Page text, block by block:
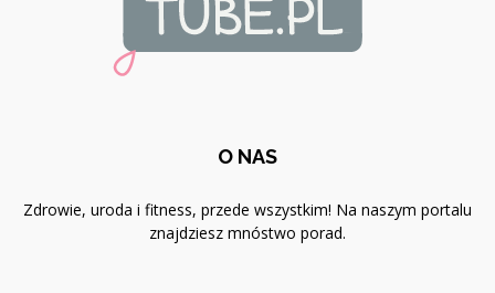
O NAS
Zdrowie, uroda i fitness, przede wszystkim! Na naszym portalu
znajdziesz mnóstwo porad.